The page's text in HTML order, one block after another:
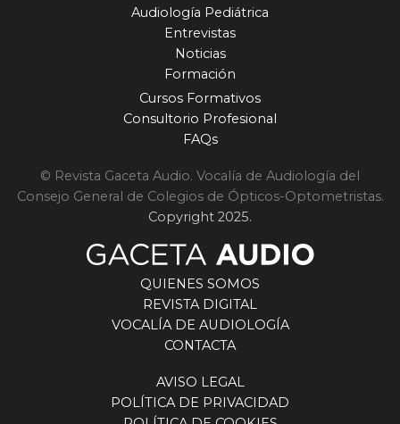
Audiología Pediátrica
Entrevistas
Noticias
Formación
Cursos Formativos
Consultorio Profesional
FAQs
© Revista Gaceta Audio. Vocalía de Audiología del
Consejo General de Colegios de Ópticos-Optometristas.
Copyright 2025.
QUIENES SOMOS
REVISTA DIGITAL
VOCALÍA DE AUDIOLOGÍA
CONTACTA
AVISO LEGAL
POLÍTICA DE PRIVACIDAD